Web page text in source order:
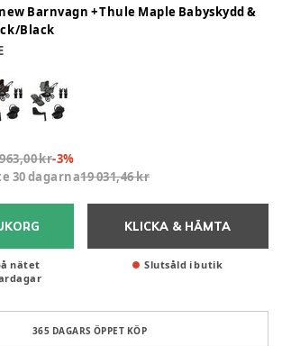
Barnvagn + Thule Maple Babyskydd &
Black
kr-3%
30 dagarna19 031,46 kr
nätet
KLICKA & HÄMTA
Slutsåld i butik
365 DAGARS ÖPPET KÖP